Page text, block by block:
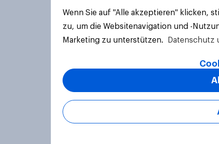
Wenn Sie auf "Alle akzeptieren" klicken,
zu, um die Websitenavigation und -
Marketing zu unterstützen.
Datenschutz